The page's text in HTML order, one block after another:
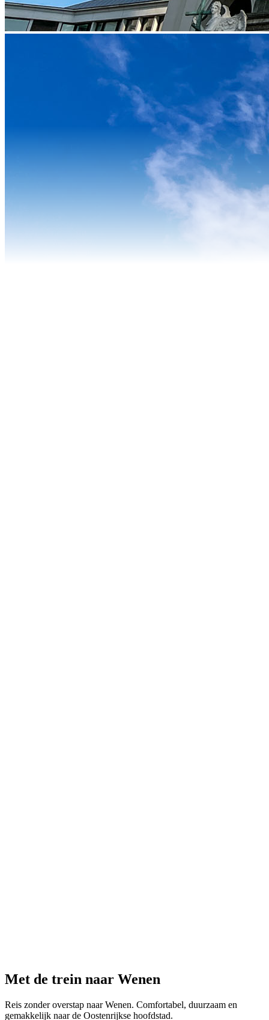
Met de trein naar Wenen
Reis zonder overstap naar Wenen. Comfortabel, duurzaam en
gemakkelijk naar de Oostenrijkse hoofdstad.